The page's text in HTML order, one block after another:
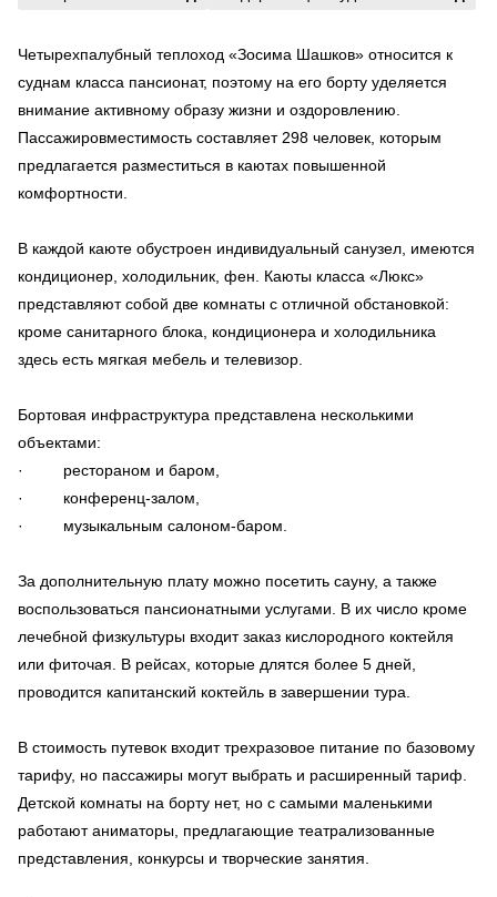
Четырехпалубный теплоход «Зосима Шашков» относится к
суднам класса пансионат, поэтому на его борту уделяется
внимание активному образу жизни и оздоровлению.
Пассажировместимость составляет 298 человек, которым
предлагается разместиться в каютах повышенной
комфортности.
В каждой каюте обустроен индивидуальный санузел, имеются
кондиционер, холодильник, фен. Каюты класса «Люкс»
представляют собой две комнаты с отличной обстановкой:
кроме санитарного блока, кондиционера и холодильника
здесь есть мягкая мебель и телевизор.
Бортовая инфраструктура представлена несколькими
объектами:
· рестораном и баром,
· конференц-залом,
· музыкальным салоном-баром.
За дополнительную плату можно посетить сауну, а также
воспользоваться пансионатными услугами. В их число кроме
лечебной физкультуры входит заказ кислородного коктейля
или фиточая. В рейсах, которые длятся более 5 дней,
проводится капитанский коктейль в завершении тура.
В стоимость путевок входит трехразовое питание по базовому
тарифу, но пассажиры могут выбрать и расширенный тариф.
Детской комнаты на борту нет, но с самыми маленькими
работают аниматоры, предлагающие театрализованные
представления, конкурсы и творческие занятия.